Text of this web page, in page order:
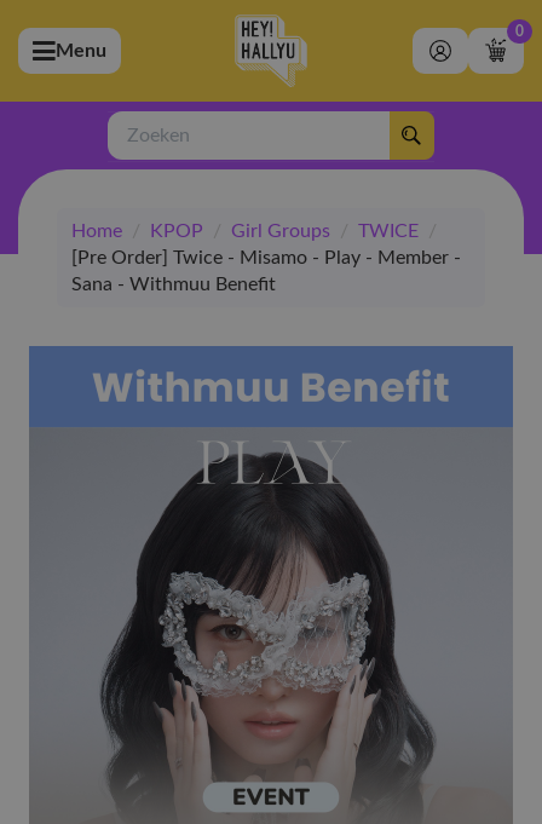
(Artiesten)
(Merchandise)
(Exclusive)
(Winkel)
Menu
0
Zoeken
Home / KPOP / Girl Groups / TWICE
/
[Pre Order] Twice - Misamo - Play - Member -
Sana - Withmuu Benefit